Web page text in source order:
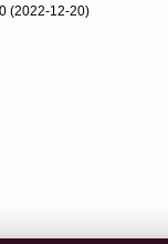
(2022-12-20)